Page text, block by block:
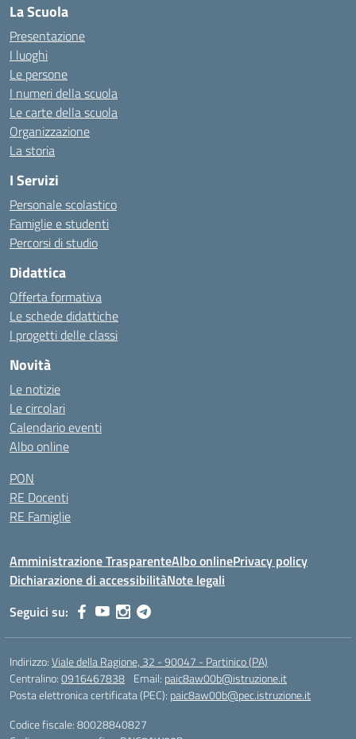
La Scuola
Presentazione
I luoghi
Le persone
I numeri della scuola
Le carte della scuola
Organizzazione
La storia
I Servizi
Personale scolastico
Famiglie e studenti
Percorsi di studio
Didattica
Offerta formativa
Le schede didattiche
I progetti delle classi
Novità
Le notizie
Le circolari
Calendario eventi
Albo online
PON
RE Docenti
RE Famiglie
Amministrazione TrasparenteAlbo onlinePrivacy policy
Dichiarazione di accessibilitàNote legali
Seguici su:
Indirizzo:Viale della Ragione, 32 - 90047 - Partinico (PA)
Centralino:0916467838 Email: paic8aw00b@istruzione.it
Posta elettronica certificata (PEC): paic8aw00b@pec.istruzione.it
Codice fiscale: 80028840827